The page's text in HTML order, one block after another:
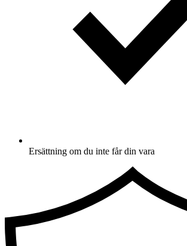
Ersättning om du inte får din vara